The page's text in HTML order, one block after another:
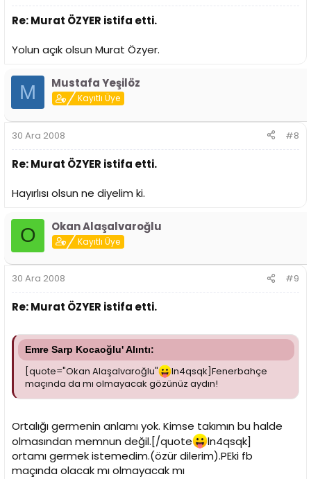
Re: Murat ÖZYER istifa etti.
Yolun açık olsun Murat Özyer.
M Mustafa Yeşilöz
Kayıtlı Üye
30 Ara 2008 #8
Re: Murat ÖZYER istifa etti.
Hayırlısı olsun ne diyelim ki.
O Okan Alaşalvaroğlu
Kayıtlı Üye
30 Ara 2008 #9
Re: Murat ÖZYER istifa etti.
Emre Sarp Kocaoğlu' Alıntı:
[quote="Okan Alaşalvaroğlu"
ln4qsqk]Fenerbahçe
maçında da mı olmayacak gözünüz aydın!
Ortalığı germenin anlamı yok. Kimse takımın bu halde
olmasından memnun değil.[/quote
ln4qsqk]
ortamı germek istemedim.(özür dilerim).PEki fb
maçında olacak mı olmayacak mı